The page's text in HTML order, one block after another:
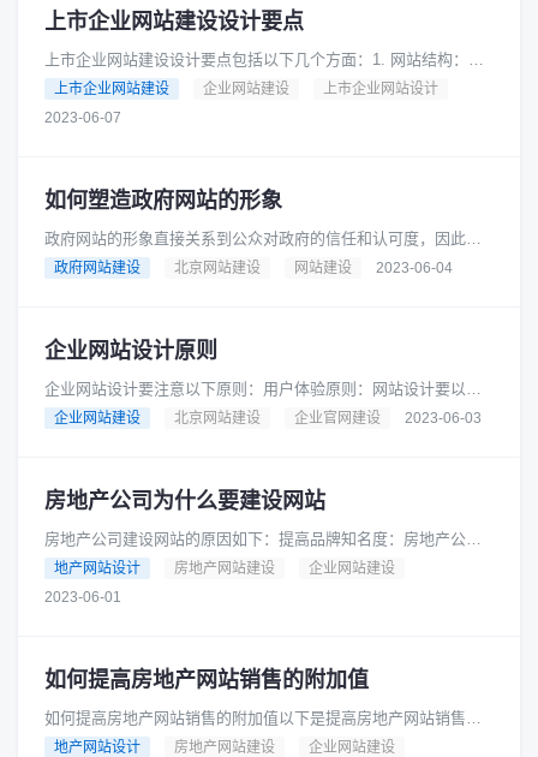
上市企业网站建设设计要点
上市企业网站建设设计要点包括以下几个方面：1. 网站结构：网
站应该设计清晰的结构，便于用户快速找到所需信息。可以采用
导航栏、面包屑导航等方式......
上市企业网站建设 企业网站建设
上市企业网站设计
2023-06-07
如何塑造政府网站的形象
政府网站的形象直接关系到公众对政府的信任和认可度，因此塑
造政府网站的形象非常重要。以下是几个建议：1. 网站设计：政
政府网站建设 北京网站建设 网站建设 2023-06-04
企业网站设计原则
企业网站设计要注意以下原则：用户体验原则：网站设计要以用
户为中心，注重用户体验，提供易用性和可访问性，让用户能够
企业网站建设 北京网站建设 企业官网建设 2023-06-03
房地产公司为什么要建设网站
房地产公司建设网站的原因如下：提高品牌知名度：房地产公司
可以通过网站宣传自己的品牌形象和特点，提高品牌知名度，增
加曝光率。增加销售渠道：房地......
地产网站设计 房地产网站建设
企业网站建设
2023-06-01
如何提高房地产网站销售的附加值
如何提高房地产网站销售的附加值以下是提高房地产网站销售的
附加值的几个方法：提供专业的房产知识：网站可以提供一些专
地产网站设计 房地产网站建设
企业网站建设